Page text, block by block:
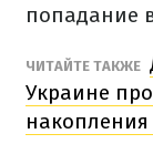
попадание
ЧИТАЙТЕ ТАКЖЕ
Украине
накопления